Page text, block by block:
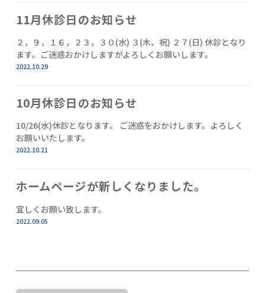
11月休診日のお知らせ
２，９，１６，２３，３０(水) ３(木、祝) ２７(日) 休診となり
ます。ご迷惑おかけしますがよろしくお願いします。
2022.10.29
10月休診日のお知らせ
10/26(水)休診となります。 ご迷惑をおかけします。よろしく
お願いいたします。
2022.10.21
ホームページが新しくなりました。
宜しくお願い致します。
2022.09.05